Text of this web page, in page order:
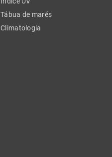
Tábua de marés
Climatologia